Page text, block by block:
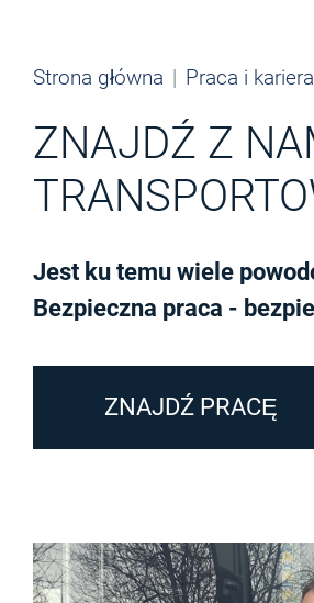
Strona główna Praca i kariera
ZNAJDŹ Z
Jest ku temu wiele
Bezpieczna praca -
ZNAJDŹ PRACĘ